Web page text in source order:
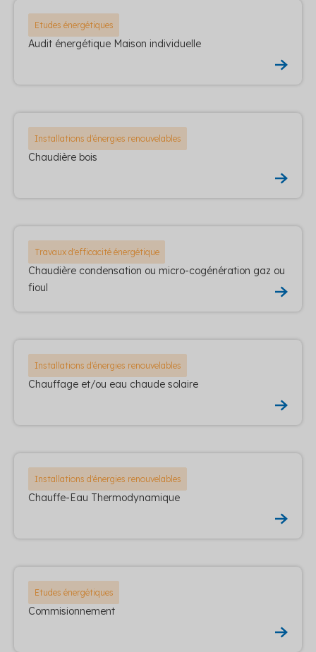
Etudes énergétiques
Audit énergétique Maison individuelle
Installations d'énergies renouvelables
Chaudière bois
Travaux d'efficacité énergétique
Chaudière condensation ou micro-cogénération gaz ou
fioul
Installations d'énergies renouvelables
Chauffage et/ou eau chaude solaire
Installations d'énergies renouvelables
Chauffe-Eau Thermodynamique
Etudes énergétiques
Commisionnement